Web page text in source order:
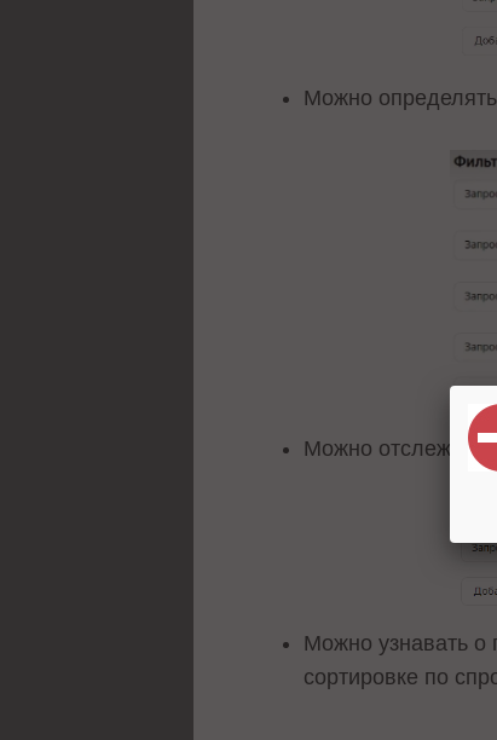
Можно
Можно
Можно узнавать о
сортировке по